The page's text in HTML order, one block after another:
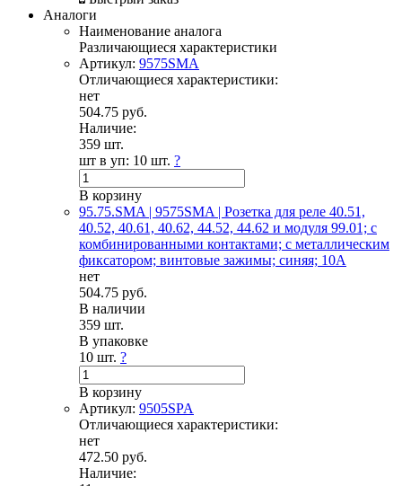
Аналоги
Наименование аналога
Различающиеся характеристики
Артикул: 9575SMA
Отличающиеся характеристики:
нет
504.75 руб.
Наличие:
359 шт.
шт в уп: 10 шт. ?
В корзину
95.75.SMA | 9575SMA | Розетка для реле 40.51,
40.52, 40.61, 40.62, 44.52, 44.62 и модуля 99.01; с
комбинированными контактами; с металлическим
фиксатором; винтовые зажимы; синяя; 10А
нет
504.75 руб.
В наличии
359 шт.
В упаковке
10 шт. ?
В корзину
Артикул: 9505SPA
Отличающиеся характеристики:
нет
472.50 руб.
Наличие: